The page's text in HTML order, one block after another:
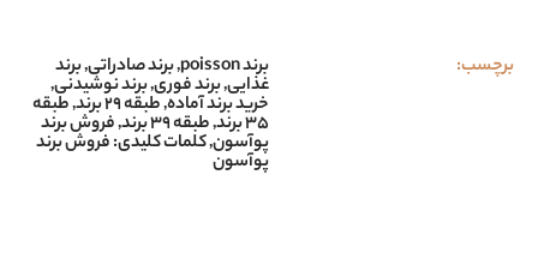
برچسب: برند poisson ,برند صادراتی,برند
غذایی,برند فوری,برند نوشیدنی,
خرید برند آماده,طبقه ۲۹ برند ,طبقه
۳۵ برند ,طبقه ۳۹ برند ,فروش برند
پوآسون,کلمات کلیدی: فروش برند
پوآسون